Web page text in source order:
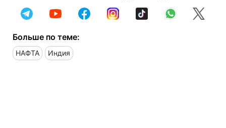
Больше по теме:
НАФТА Индия